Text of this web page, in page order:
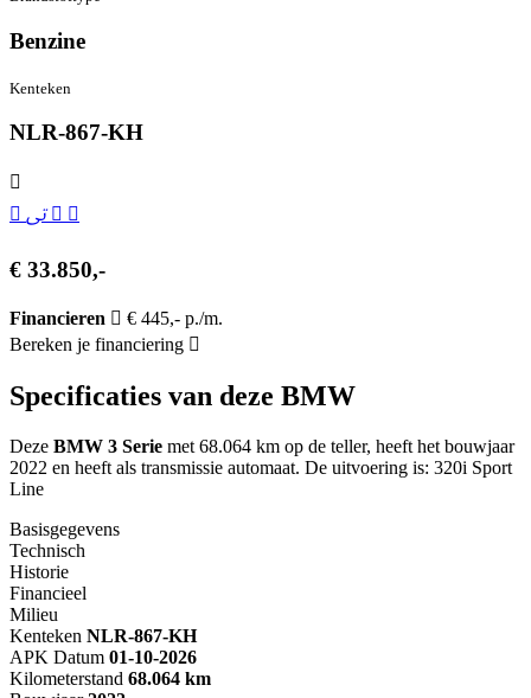
Benzine
Kenteken
NLR-867-KH
€ 33.850,-
Financieren
€ 445,- p./m.
Bereken je financiering
Specificaties van deze BMW
Deze BMW 3 Serie met 68.064 km op de teller, heeft het bouwjaar
2022 en heeft als transmissie automaat. De uitvoering is: 320i Sport
Line
Basisgegevens
Technisch
Historie
Financieel
Milieu
Kenteken NLR-867-KH
APK Datum 01-10-2026
Kilometerstand 68.064 km